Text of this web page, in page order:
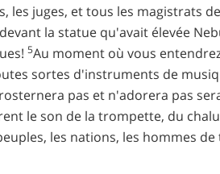
les juges, et tous les magistrats
la statue qu'avait élevée
5Au moment où vous
sortes d'instruments de
pas et n'adorera pas
le son de la trompette, du
les nations, les hommes